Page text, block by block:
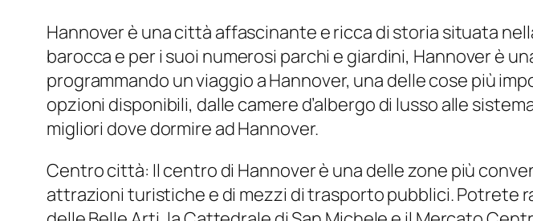
Hannover è una città affascinante e ricca di storia situata
barocca e per i suoi numerosi parchi e giardini, Hannover è
programmando un viaggio a Hannover, una delle cose più
opzioni disponibili, dalle camere d’albergo di lusso alle
migliori dove dormire ad Hannover.
Centro città: Il centro di Hannover è una delle zone più
attrazioni turistiche e di mezzi di trasporto pubblici. Potrete